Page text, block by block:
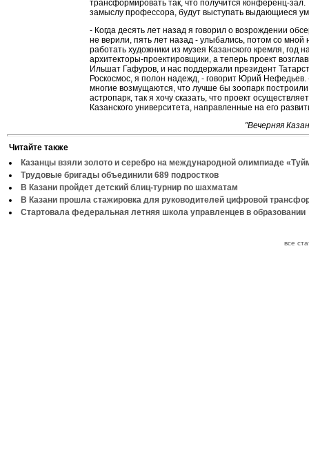
трансформировать так, что получится конференц-зал.
замыслу профессора, будут выступать выдающиеся
- Когда десять лет назад я говорил о возрождении
не верили, пять лет назад - улыбались, потом со мной
работать художники из музея Казанского кремля, год
архитекторы-проектировщики, а теперь проект
Ильшат Гафуров, и нас поддержали президент
Роскосмос, я полон надежд, - говорит Юрий Нефедьев.
многие возмущаются, что лучше бы зоопарк
астропарк, так я хочу сказать, что проект
Казанского университета, направленные на его
"Вечерняя
Читайте также
Казанцы взяли золото и серебро на международной олимпиаде
Трудовые бригады объединили 689 подростков
В Казани пройдет детский блиц-турнир по шахматам
В Казани прошла стажировка для руководителей цифровой
Стартовала федеральная летняя школа управленцев в образовании
все